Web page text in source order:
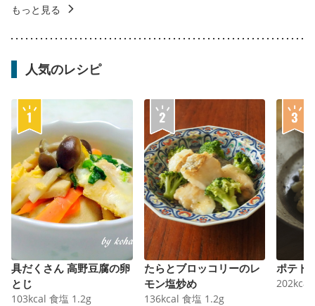
もっと見る
人気のレシピ
具だくさん 高野豆腐の卵
とじ
103kcal 食塩 1.2g
たらとブロッコリーのレ
モン塩炒め
136kcal 食塩 1.2g
ポテト
202kcal